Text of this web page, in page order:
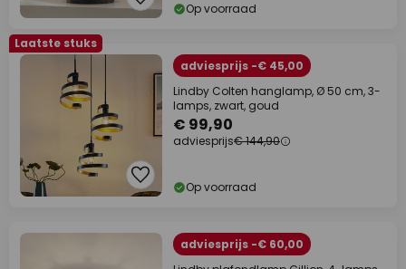
Op voorraad
Laatste stuks
adviesprijs -€ 45,00
Lindby Colten hanglamp, Ø 50 cm, 3-
lamps, zwart, goud
€ 99,90
adviesprijs€ 144,90
Op voorraad
adviesprijs -€ 60,00